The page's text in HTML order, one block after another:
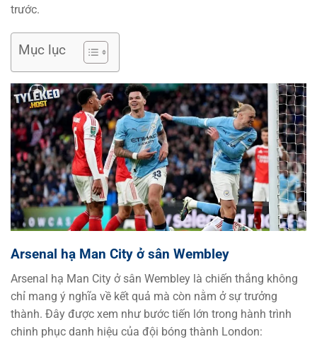
trước.
Mục lục
Arsenal hạ Man City ở sân Wembley
Arsenal hạ Man City ở sân Wembley là chiến thắng không
chỉ mang ý nghĩa về kết quả mà còn nằm ở sự trưởng
thành. Đây được xem như bước tiến lớn trong hành trình
chinh phục danh hiệu của đội bóng thành London: